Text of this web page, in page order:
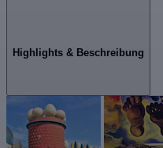
Highlights & Beschreibung